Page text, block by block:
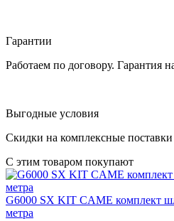
Гарантии
Работаем по договору. Гарантия
Выгодные условия
Скидки на комплексные
С этим товаром покупают
G6000 SX KIT CAME комплект
метра